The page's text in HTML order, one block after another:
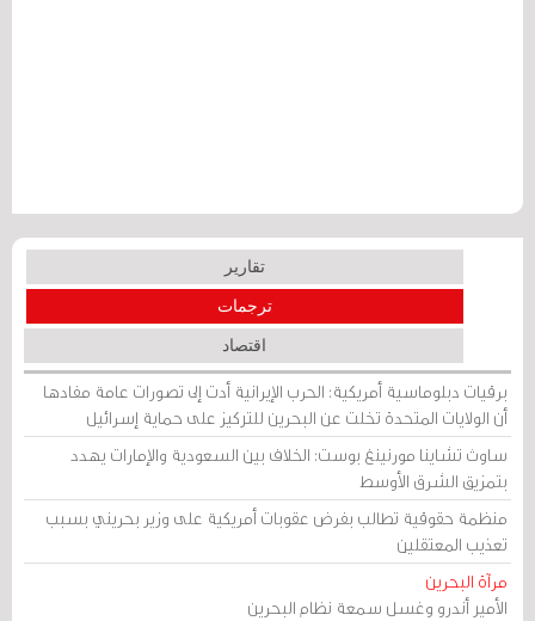
تقارير
ترجمات
اقتصاد
برقيات دبلوماسية أمريكية: الحرب الإيرانية أدت إلى تصورات عامة مفادها
أن الولايات المتحدة تخلت عن البحرين للتركيز على حماية إسرائيل
ساوث تشاينا مورنينغ بوست: الخلاف بين السعودية والإمارات يهدد
بتمزيق الشرق الأوسط
منظمة حقوقية تطالب بفرض عقوبات أمريكية على وزير بحريني بسبب
تعذيب المعتقلين
مرآة البحرين
الأمير أندرو وغسل سمعة نظام البحرين